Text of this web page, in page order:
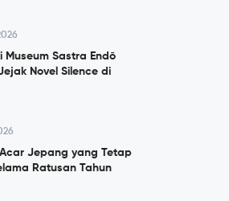
Museum Sastra Endō
Novel Silence di
Acar Jepang yang Tetap
Ratusan Tahun